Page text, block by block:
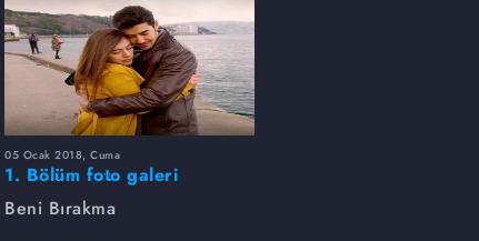
05 Ocak 2018, Cuma
1. Bölüm foto galeri
Beni Bırakma